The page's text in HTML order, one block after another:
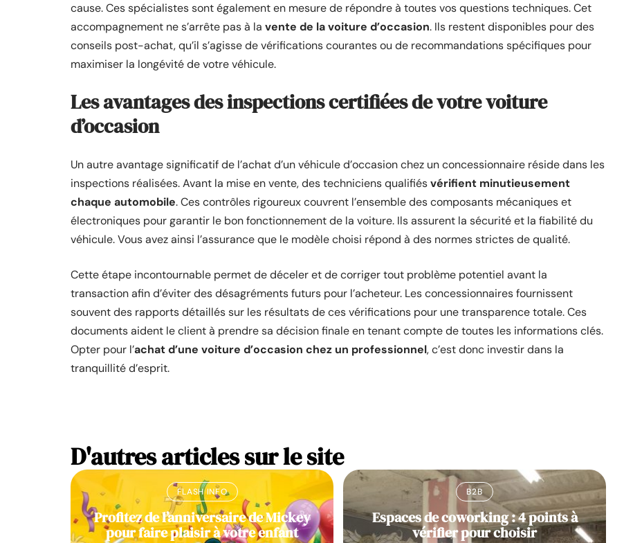
cause. Ces spécialistes sont également en mesure de répondre à toutes vos questions techniques. Cet
accompagnement ne s’arrête pas à la vente de la voiture d’occasion. Ils restent disponibles pour des
conseils post-achat, qu’il s’agisse de vérifications courantes ou de recommandations spécifiques pour
maximiser la longévité de votre véhicule.
Les avantages des inspections certifiées de votre voiture
d’occasion
Un autre avantage significatif de l’achat d’un véhicule d’occasion chez un concessionnaire réside dans les
inspections réalisées. Avant la mise en vente, des techniciens qualifiésvérifient minutieusement
chaque automobile. Ces contrôles rigoureux couvrent l’ensemble des composants mécaniques et
électroniques pour garantir le bon fonctionnement de la voiture. Ils assurent la sécurité et la fiabilité du
véhicule. Vous avez ainsi l’assurance que le modèle choisi répond à des normes strictes de qualité.
Cette étape incontournable permet de déceler et de corriger tout problème potentiel avant la
transaction afin d’éviter des désagréments futurs pour l’acheteur. Les concessionnaires fournissent
souvent des rapports détaillés sur les résultats de ces vérifications pour une transparence totale. Ces
documents aident le client à prendre sa décision finale en tenant compte de toutes les informations clés.
Opter pour l’achat d’une voiture d’occasion chez un professionnel, c’est donc investir dans la
tranquillité d’esprit.
D'autres articles sur le site
FLASH INFO
Profitez de l’anniversaire de Mickey
pour faire plaisir à votre enfant
B2B
Espaces de coworking : 4 points à
vérifier pour choisir